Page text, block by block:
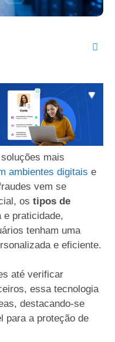
mais
ambientes digitais e
vem se
os tipos de
praticidade,
tenham uma
e eficiente.
até verificar
essa tecnologia
destacando-se
para a proteção de